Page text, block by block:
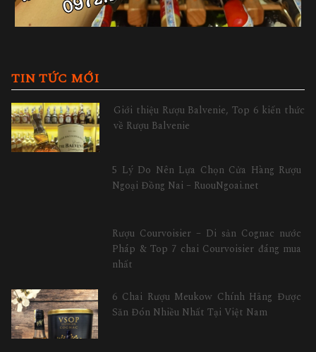
TIN TỨC MỚI
Giới thiệu Rượu Balvenie, Top 6 kiến thức
về Rượu Balvenie
5 Lý Do Nên Lựa Chọn Cửa Hàng Rượu
Ngoại Đồng Nai – RuouNgoai.net
Rượu Courvoisier – Di sản Cognac nước
Pháp & Top 7 chai Courvoisier đáng mua
nhất
6 Chai Rượu Meukow Chính Hãng Được
Săn Đón Nhiều Nhất Tại Việt Nam